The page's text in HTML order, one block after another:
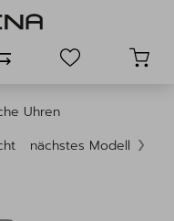
Uhren
nächstes Modell